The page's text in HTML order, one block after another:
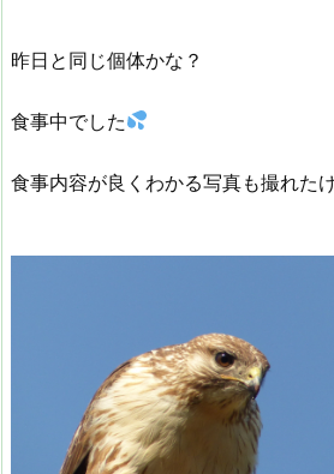
昨日と同じ個体かな？
食事中でした
食事内容が良くわかる写真も撮れた